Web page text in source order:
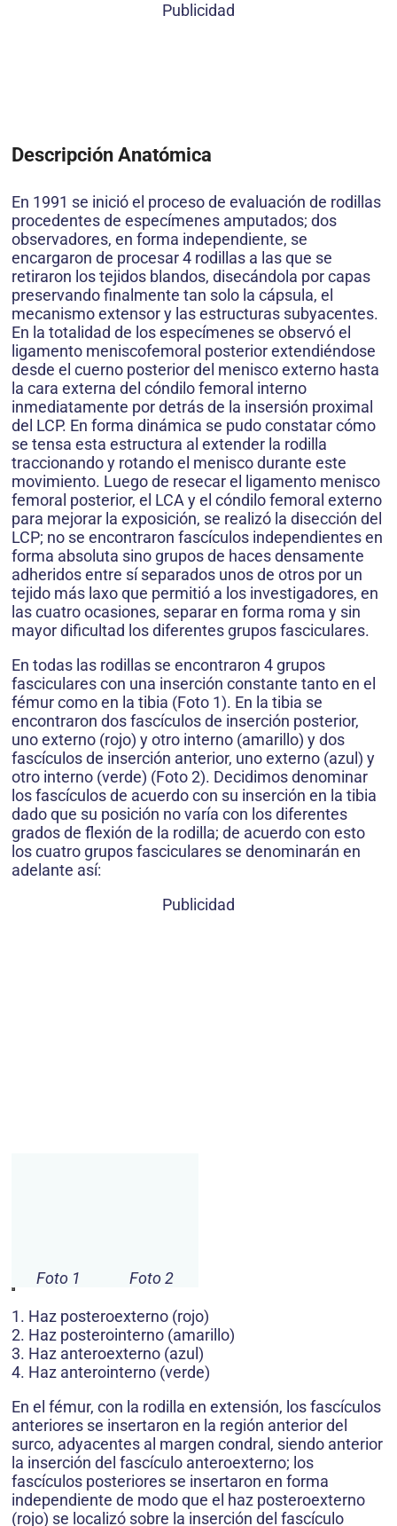
Publicidad
Descripción Anatómica
En 1991 se inició el proceso de evaluación de rodillas
procedentes de especímenes amputados; dos
observadores, en forma independiente, se
encargaron de procesar 4 rodillas a las que se
retiraron los tejidos blandos, disecándola por capas
preservando finalmente tan solo la cápsula, el
mecanismo extensor y las estructuras subyacentes.
En la totalidad de los especímenes se observó el
ligamento meniscofemoral posterior extendiéndose
desde el cuerno posterior del menisco externo hasta
la cara externa del cóndilo femoral interno
inmediatamente por detrás de la insersión proximal
del LCP. En forma dinámica se pudo constatar cómo
se tensa esta estructura al extender la rodilla
traccionando y rotando el menisco durante este
movimiento. Luego de resecar el ligamento menisco
femoral posterior, el LCA y el cóndilo femoral externo
para mejorar la exposición, se realizó la disección del
LCP; no se encontraron fascículos independientes en
forma absoluta sino grupos de haces densamente
adheridos entre sí separados unos de otros por un
tejido más laxo que permitió a los investigadores, en
las cuatro ocasiones, separar en forma roma y sin
mayor dificultad los diferentes grupos fasciculares.
En todas las rodillas se encontraron 4 grupos
fasciculares con una inserción constante tanto en el
fémur como en la tibia (Foto 1). En la tibia se
encontraron dos fascículos de inserción posterior,
uno externo (rojo) y otro interno (amarillo) y dos
fascículos de inserción anterior, uno externo (azul) y
otro interno (verde) (Foto 2). Decidimos denominar
los fascículos de acuerdo con su inserción en la tibia
dado que su posición no varía con los diferentes
grados de flexión de la rodilla; de acuerdo con esto
los cuatro grupos fasciculares se denominarán en
adelante así:
Publicidad
Foto 1 Foto 2
1. Haz posteroexterno (rojo)
2. Haz posterointerno (amarillo)
3. Haz anteroexterno (azul)
4. Haz anterointerno (verde)
En el fémur, con la rodilla en extensión, los fascículos
anteriores se insertaron en la región anterior del
surco, adyacentes al margen condral, siendo anterior
la inserción del fascículo anteroexterno; los
fascículos posteriores se insertaron en forma
independiente de modo que el haz posteroexterno
(rojo) se localizó sobre la inserción del fascículo